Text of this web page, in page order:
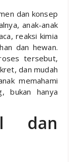
dan konsep
anak-anak
reaksi kimia
dan hewan.
tersebut,
dan mudah
memahami
bukan hanya
dan